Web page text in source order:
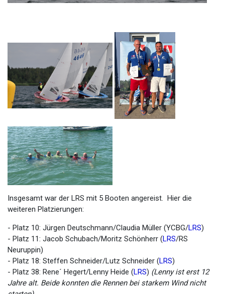
Insgesamt war der LRS mit 5 Booten angereist. Hier die
weiteren Platzierungen:
- Platz 10: Jürgen Deutschmann/Claudia Müller (YCBG/LRS)
- Platz 11: Jacob Schubach/Moritz Schönherr (LRS/RS
Neuruppin)
- Platz 18: Steffen Schneider/Lutz Schneider (LRS)
- Platz 38: Rene´ Hegert/Lenny Heide (LRS) (Lenny ist erst 12
Jahre alt. Beide konnten die Rennen bei starkem Wind nicht